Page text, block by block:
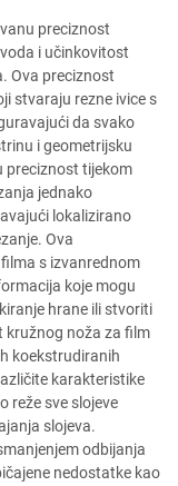
preciznost
i učinkovitost
Ova preciznost
stvaraju rezne ivice s
da svako
i geometrijsku
preciznost tijekom
jednako
lokalizirano
Ova
s izvanrednom
koje mogu
hrane ili stvoriti
kružnog noža za film
koekstrudiranih
karakteristike
reže sve slojeve
slojeva.
odbijanja
nedostatke kao